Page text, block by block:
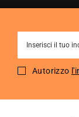
for
Autorizzo